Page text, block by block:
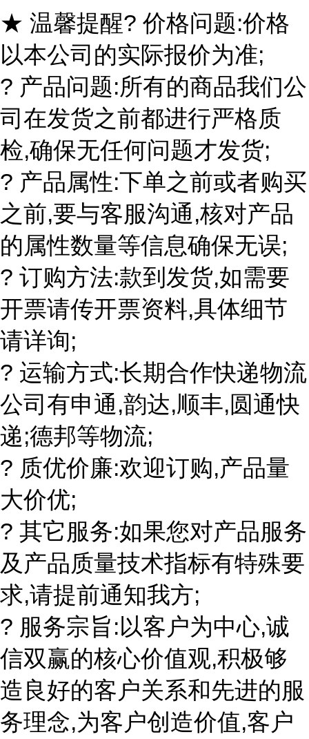
★ 温馨提醒? 价格问题:价格
以本公司的实际报价为准;
? 产品问题:所有的商品我们公
司在发货之前都进行严格质
检,确保无任何问题才发货;
? 产品属性:下单之前或者购买
之前,要与客服沟通,核对产品
的属性数量等信息确保无误;
? 订购方法:款到发货,如需要
开票请传开票资料,具体细节
请详询;
? 运输方式:长期合作快递物流
公司有申通,韵达,顺丰,圆通快
递;德邦等物流;
? 质优价廉:欢迎订购,产品量
大价优;
? 其它服务:如果您对产品服务
及产品质量技术指标有特殊要
求,请提前通知我方;
? 服务宗旨:以客户为中心,诚
信双赢的核心价值观,积极够
造良好的客户关系和先进的服
务理念,为客户创造价值,客户